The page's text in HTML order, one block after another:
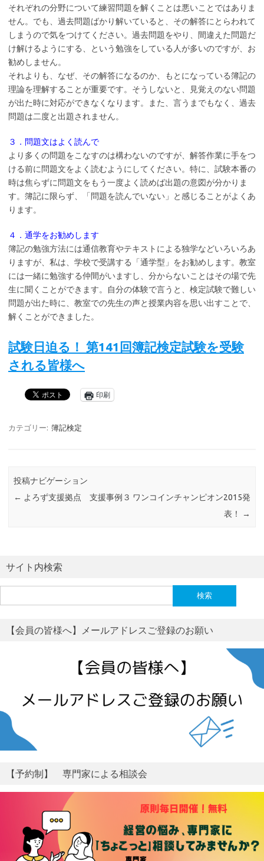
それぞれの分野について練習問題を解くことは悪いことではありま
せん。でも、過去問題ばかり解いていると、その解答にとらわれて
しまうので気をつけてください。過去問題をやり、間違えた問題だ
け解けるようにする、という勉強をしている人が多いのですが、お
勧めしません。
それよりも、なぜ、その解答になるのか、もとになっている簿記の
理論を理解することが重要です。そうしないと、見覚えのない問題
が出た時に対応ができなくなります。また、言うまでもなく、過去
問題は二度と出題されません。
３．問題文はよく読んで
より多くの問題をこなすのは構わないのですが、解答作業に手をつ
ける前に問題文をよく読むようにしてください。特に、試験本番の
時は焦らずに問題文をもう一度よく読めば出題の意図が分かりま
す。簿記に限らず、「問題を読んでいない」と感じることがよくあ
ります。
４．通学をお勧めします
簿記の勉強方法には通信教育やテキストによる独学などいろいろあ
りますが、私は、学校で受講する「通学型」をお勧めします。教室
には一緒に勉強する仲間がいますし、分からないことはその場で先
生に聞くことができます。自分の体験で言うと、検定試験で難しい
問題が出た時に、教室での先生の声と授業内容を思い出すことで、
解くことができました。
試験日迫る！ 第141回簿記検定試験を受験
される皆様へ
印刷
カテゴリー: 簿記検定
投稿ナビゲーション
← よろず支援拠点 支援事例３ ワンコインチャンピオン2015発
表！
→
サイト内検索
索:
【会員の皆様へ】メールアドレスご登録のお願い
【予約制】 専門家による相談会